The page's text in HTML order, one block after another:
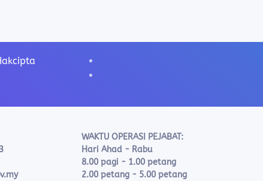
WAKTU OPERASI PEJABAT:
Hari Ahad - Rabu
8.00 pagi - 1.00 petang
2.00 petang - 5.00 petang